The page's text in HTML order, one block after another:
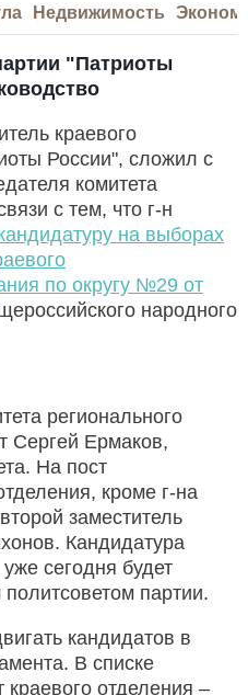
Недвижимость
"Патриоты
краевого
России", сложил с
комитета
с тем, что г-н
на выборах
по округу №29 от
народного
регионального
Сергей Ермаков,
На пост
кроме г-на
заместитель
Кандидатура
сегодня будет
партии.
кандидатов в
В списке
краевого отделения –